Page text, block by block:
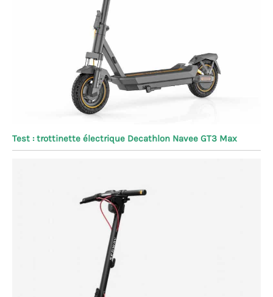
Test : trottinette électrique Decathlon Navee GT3 Max